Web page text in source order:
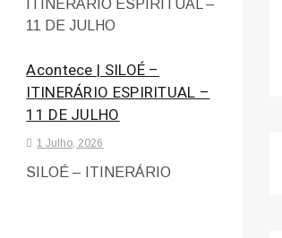
Acontece | SILOÉ –
ITINERÁRIO ESPIRITUAL –
11 DE JULHO
1 Julho, 2026
SILOÉ – ITINERÁRIO